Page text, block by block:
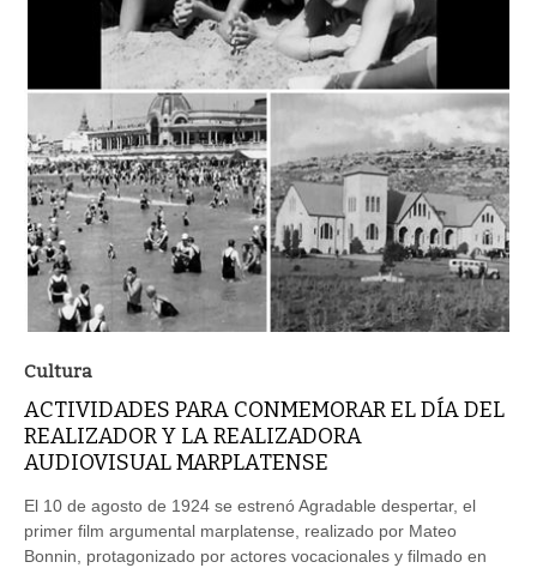
Cultura
ACTIVIDADES PARA CONMEMORAR EL DÍA DEL
REALIZADOR Y LA REALIZADORA
AUDIOVISUAL MARPLATENSE
El 10 de agosto de 1924 se estrenó Agradable despertar, el
primer film argumental marplatense, realizado por Mateo
Bonnin, protagonizado por actores vocacionales y filmado en